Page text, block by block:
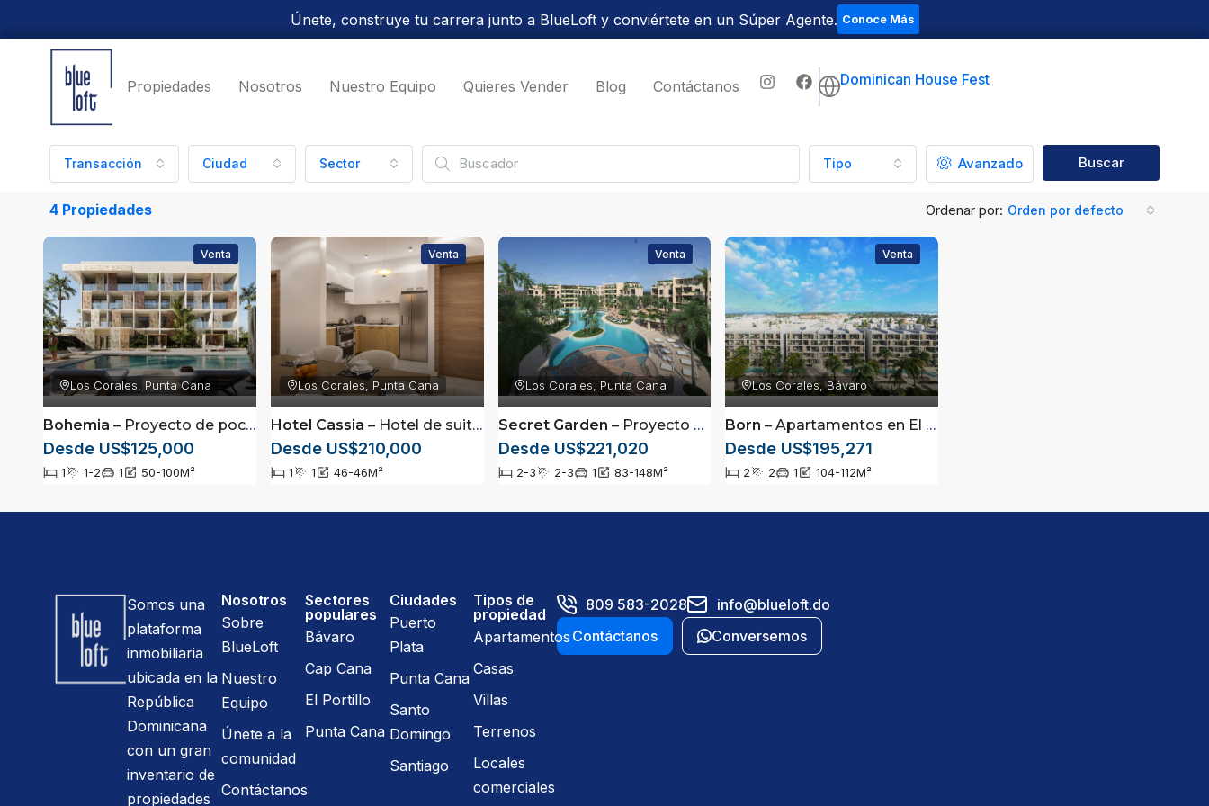
Únete, construye tu carrera junto a BlueLoft y conviértete en un Súper Agente. Conoce Más
Propiedades Nosotros Nuestro Equipo Quieres Vender Blog Contáctanos Dominican House Fest
Transacción Ciudad Sector Tipo Avanzado Buscar
4 Propiedades Ordenar por: Orden por defecto
Venta
Los Corales, Punta Cana
Bohemia – Proyecto de pocas unidades totalmente amueblado ubicado en Los Corales, Punta Cana
Desde US$125,000
1 1-2 1 50-100M²
Venta
Los Corales, Punta Cana
Hotel Cassia – Hotel de suites completamente amuebladas ubicadas en Los Corales, Punta Cana
Desde US$210,000
1 1 46-46M²
Venta
Los Corales, Punta Cana
Secret Garden – Proyecto de apartamentos ubicado en Los Corales, Bávaro, Punta Cana
Desde US$221,020
2-3 2-3 1 83-148M²
Venta
Los Corales, Bávaro
Born – Apartamentos en El Cortecito, Punta Cana.
Desde US$195,271
2 2 1 104-112M²
Somos una
plataforma
inmobiliaria
ubicada en la
República
Dominicana
con un gran
inventario de
propiedades
Nosotros
Sobre
BlueLoft
Nuestro
Equipo
Únete a la
comunidad
Contáctanos
Sectores
populares
Bávaro
Cap Cana
El Portillo
Punta Cana
Ciudades
Puerto
Plata
Punta Cana
Santo
Domingo
Santiago
Tipos de
propiedad
Apartamentos
Casas
Villas
Terrenos
Locales
comerciales
809 583-2028
info@blueloft.do
Contáctanos
Conversemos